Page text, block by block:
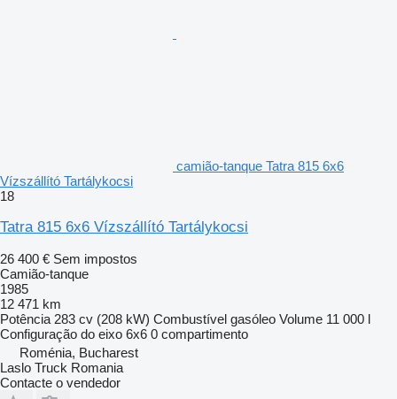
camião-tanque Tatra 815 6x6
Vízszállító Tartálykocsi
18
Tatra 815 6x6 Vízszállító Tartálykocsi
26 400 € Sem impostos
Camião-tanque
1985
12 471 km
Potência 283 cv (208 kW) Combustível gasóleo Volume 11 000 l
Configuração do eixo 6x6 0 compartimento
Roménia, Bucharest
Laslo Truck Romania
Contacte o vendedor